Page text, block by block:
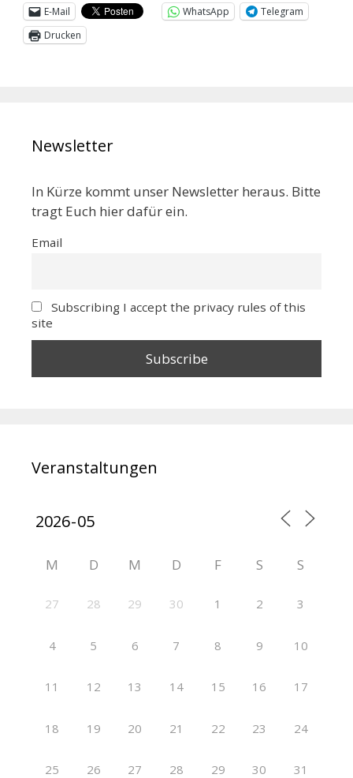
E-Mail
WhatsApp
Telegram
Drucken
Newsletter
In Kürze kommt unser Newsletter heraus. Bitte
tragt Euch hier dafür ein.
Email
Subscribing I accept the privacy rules of this
site
Veranstaltungen
M D M D F S S
27 28 29 30 1 2 3
4 5 6 7 8 9 10
11 12 13 14 15 16 17
18 19 20 21 22 23 24
25 26 27 28 29 30 31